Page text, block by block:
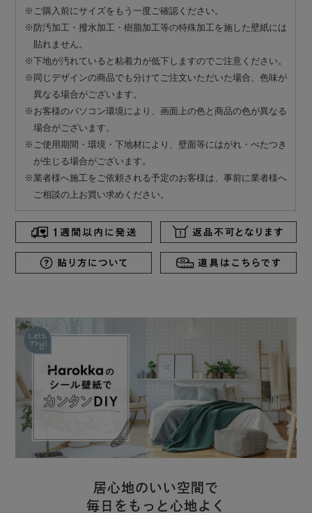
※ご購入前にサイズをもう一度ご確認ください。
※防汚加工・撥水加工・樹脂加工等の特殊加工を施した壁紙には
貼れません。
※下地が汚れていると粘着力が低下しますのでご注意ください。
※同じデザインの商品でも分けてご注文いただいた場合、色味が
異なる場合がございます。
※お客様のパソコン環境により、画面上の色と商品の色が異なる
場合がございます。
※ご使用期間・環境・下地材により、壁面等にはがれ・べたつき
が生じる場合がございます。
※業者様へ施工をご依頼される予定のお客様は、事前に業者様へ
ご相談の上お買い求めください。
居心地のいい空間で
毎日をもっと心地よく